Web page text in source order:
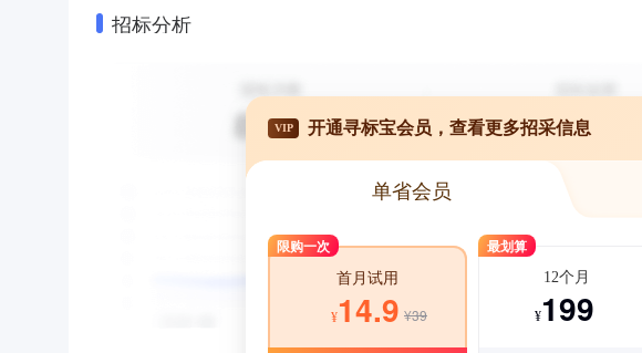
招标分析
VIP 开通寻标宝会员，查看更多招采信息
单省会员
限购一次
首月试用
¥14.9 ¥39
最划算
12个月
¥199